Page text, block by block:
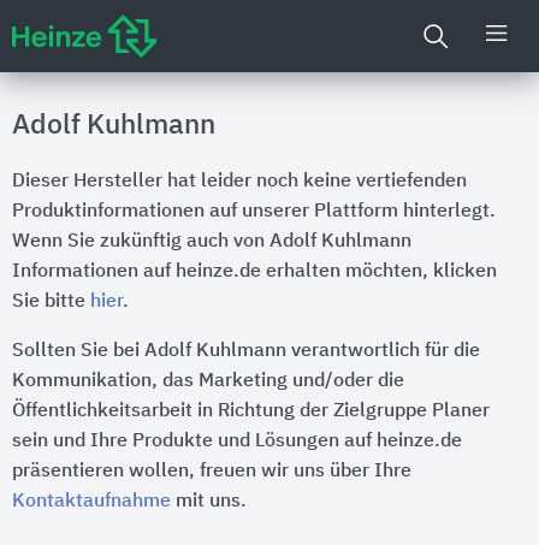
Adolf Kuhlmann
Dieser Hersteller hat leider noch keine vertiefenden
Produktinformationen auf unserer Plattform hinterlegt.
Wenn Sie zukünftig auch von Adolf Kuhlmann
Informationen auf heinze.de erhalten möchten, klicken
Sie bitte hier.
Sollten Sie bei Adolf Kuhlmann verantwortlich für die
Kommunikation, das Marketing und/oder die
Öffentlichkeitsarbeit in Richtung der Zielgruppe Planer
sein und Ihre Produkte und Lösungen auf heinze.de
präsentieren wollen, freuen wir uns über Ihre
Kontaktaufnahme mit uns.